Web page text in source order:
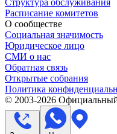
Структура обслуживания
Расписание комитетов
О сообществе
Социальная значимость
Юридическое лицо
СМИ о нас
Обратная связь
Открытые собрания
Политика
© 2003-2026 Официальный